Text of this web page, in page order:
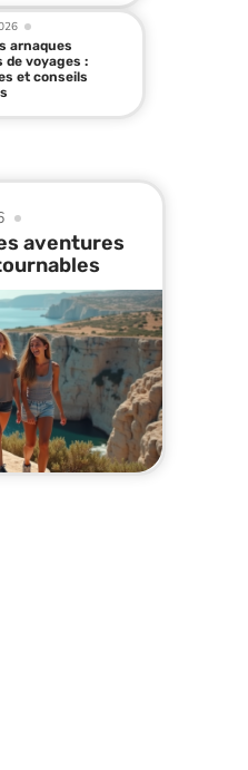
arnaques
de voyages :
et conseils
aventures